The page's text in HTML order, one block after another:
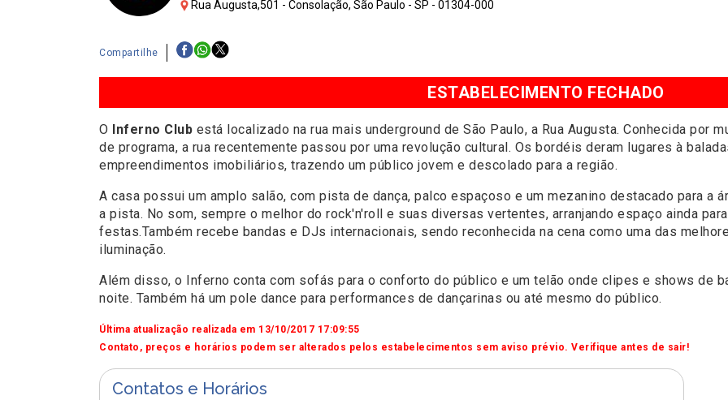
Rua Augusta,501 - Consolação, São Paulo - SP - 01304-000
Compartilhe
ESTABELECIMENTO FECHADO
O Inferno Club está localizado na rua mais underground de São Paulo, a Rua Augusta. Conhecida por
de programa, a rua recentemente passou por uma revolução cultural. Os bordéis deram lugares à
empreendimentos imobiliários, trazendo um público jovem e descolado para a região.
A casa possui um amplo salão, com pista de dança, palco espaçoso e um mezanino destacado para a
a pista. No som, sempre o melhor do rock'n'roll e suas diversas vertentes, arranjando espaço ainda
festas.Também recebe bandas e DJs internacionais, sendo reconhecida na cena como uma das
iluminação.
Além disso, o Inferno conta com sofás para o conforto do público e um telão onde clipes e shows de
noite. Também há um pole dance para performances de dançarinas ou até mesmo do público.
Última atualização realizada em 13/10/2017 17:09:55
Contato, preços e horários podem ser alterados pelos estabelecimentos sem aviso prévio. Verifique antes de sair!
Contatos e Horários